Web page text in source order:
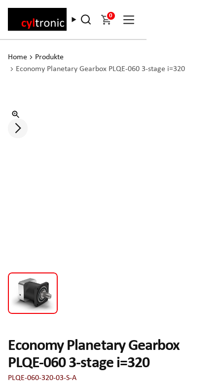
0
Home
Produkte
Economy Planetary Gearbox PLQE-060 3-stage i=320
Economy Planetary Gearbox
PLQE-060 3-stage i=320
PLQE-060-320-03-S-A